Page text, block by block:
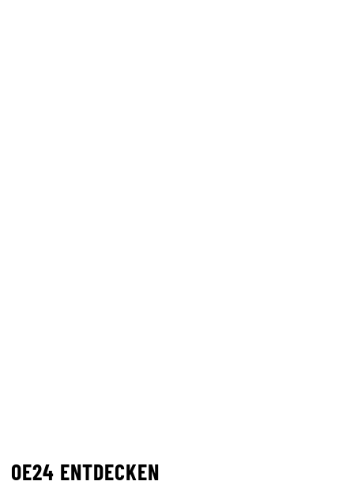
OE24 ENTDECKEN